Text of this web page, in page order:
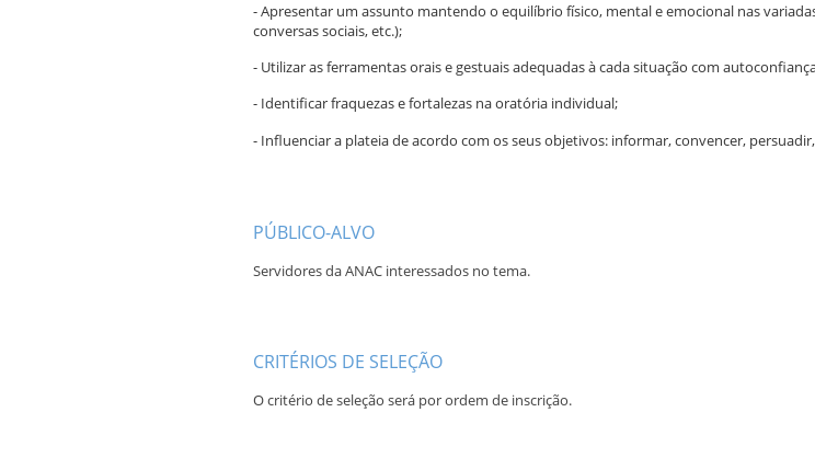
- Apresentar um assunto mantendo o equilíbrio físico, mental e emocional nas
conversas sociais, etc.);
- Utilizar as ferramentas orais e gestuais adequadas à cada situação com
- Identificar fraquezas e fortalezas na oratória individual;
- Influenciar a plateia de acordo com os seus objetivos: informar, convencer,
PÚBLICO-ALVO
Servidores da ANAC interessados no tema.
CRITÉRIOS DE SELEÇÃO
O critério de seleção será por ordem de inscrição.